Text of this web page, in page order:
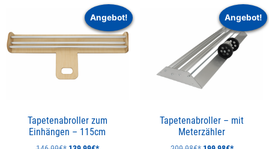
Angebot!
Tapetenabroller zum
Einhängen – 115cm
Angebot!
Tapetenabroller – mit
Meterzähler